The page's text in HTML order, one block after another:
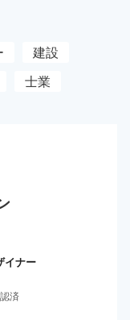
建設
士業
イナー
済